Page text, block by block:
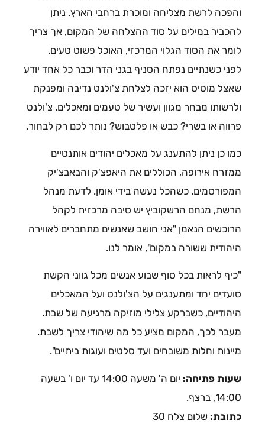
והפכה לרשת מצליחה ומוכרת ברחבי הארץ. ניתן
להכביר במילים על סוד ההצלחה של המקום, אך צריך
לומר את הסוד הגלוי המרכזי, האוכל פשוט טעים.
לפני כשנתיים נפתח הסניף בגני הדר וכבר כל אחד יודע
שאצל מוטיס הוא יזכה לצלחת צ'ולנט נדיבה ומפנקת
ולרשותו מבחר מגוון ועשיר של טעמים ומאכלים. צ'ולנט
פרווה או בשרי? כבש או פלטבוש? נותר לכם רק לבחור.
כמו כן ניתן להתענג על מאכלים יהודים אותנטיים
ממזרח אירופה, הכוללים את היאפצ'ק והבאבצ'יק
המפורסמים. כשהכל נעשה בידי אומן. לדעת מנהל
הרשת, מנחם הרשקוביץ יש סיבה מרכזית לקהל
הרוכשים הנאמן "אני חושב שאנשים מתחברים לאווירה
היהודית ששורה במקום", אומר לנו.
"כיף לראות בכל סוף שבוע אנשים מכל גווני הקשת
סועדים יחד ומתענגים על הצ'ולנט ועל המאכלים
היהודיים, כשברקע צלילי מוזיקה מרגיעה של שבת.
מעבר לכך, המקום מציע כל מה שיהודי צריך לשבת.
מיינות וחלות משובחים ועד סלטים ועוגות ביתיים".
שעות פתיחה:
יום ה' משעה 14:00 עד יום ו' בשעה
14:00, ברצף.
כתובת: שלום צלח 30